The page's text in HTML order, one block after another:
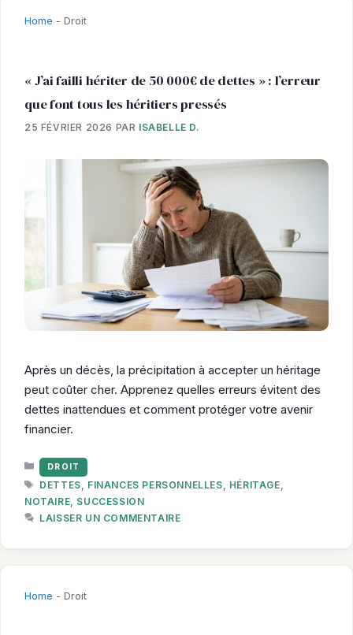
Home - Droit
« J’ai failli hériter de 50 000€ de dettes » : l’erreur
que font tous les héritiers pressés
25 FÉVRIER 2026 PAR ISABELLE D.
Après un décès, la précipitation à accepter un héritage
peut coûter cher. Apprenez quelles erreurs évitent des
dettes inattendues et comment protéger votre avenir
financier.
CATÉGORIES
DROIT
ÉTIQUETTES
DETTES FINANCES PERSONNELLES HÉRITAGE
NOTAIRE SUCCESSION
LAISSER UN COMMENTAIRE
Home - Droit